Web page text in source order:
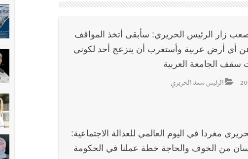
وبرنامج حافل وسهرات ممتعة...شاركونا الفرحة
صعب زار الرئيس الحريري: سأبقى أتخذ المواقف
عن أي أرض عربية وأستغرب أن ينزعج أحد لكوني
سقف الجامعة العربية
الرئيس سعد الحريري
مغردا في اليوم العالمي للعدالة الاجتماعية:
من الخوف والحاجة خطة عملنا في الحكومة